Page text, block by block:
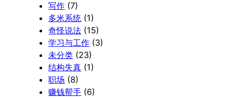
写作 (7)
多米系统 (1)
奇怪说法 (15)
学习与工作 (3)
未分类 (23)
结构失真 (1)
职场 (8)
赚钱帮手 (6)